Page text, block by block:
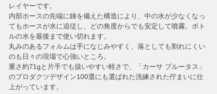
レイヤーです。
内部ホースの先端に錘を備えた構造により、中の水が少なくなっ
てもホースが水に追従し、どの角度からでも安定して噴霧。ボト
ルの水を最後まで使い切れます。
丸みのあるフォルムは手になじみやすく、落としても割れにくい
のも日々の現場で心強いところ。
重さ約71gと片手でも扱いやすい軽さで、「カーサ ブルータス」
のプロダクツデザイン100選にも選ばれた洗練された佇まいに仕
上がっています。